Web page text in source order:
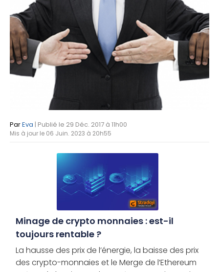
ParEva | Publié le 29 Déc. 2017 à 11h00
Mis à jour le 06 Juin. 2023 à 20h55
Minage de crypto monnaies : est-il
toujours rentable ?
La hausse des prix de l’énergie, la baisse des prix
des crypto-monnaies et le Merge de l’Ethereum